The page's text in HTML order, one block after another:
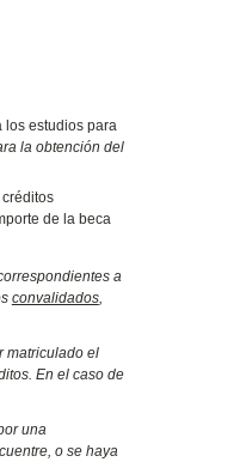
estudios para
la obtención del
de la beca
a
convalidados,
matriculado el
En el caso de
una
o se haya